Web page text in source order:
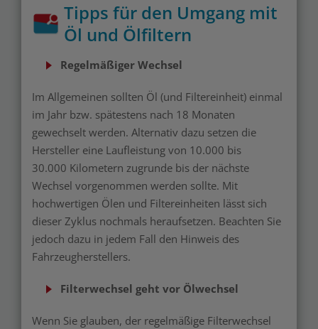
Tipps für den Umgang mit
Öl und Ölfiltern
Regelmäßiger Wechsel
Im Allgemeinen sollten Öl (und Filtereinheit) einmal
im Jahr bzw. spätestens nach 18 Monaten
gewechselt werden. Alternativ dazu setzen die
Hersteller eine Laufleistung von 10.000 bis
30.000 Kilometern zugrunde bis der nächste
Wechsel vorgenommen werden sollte. Mit
hochwertigen Ölen und Filtereinheiten lässt sich
dieser Zyklus nochmals heraufsetzen. Beachten Sie
jedoch dazu in jedem Fall den Hinweis des
Fahrzeugherstellers.
Filterwechsel geht vor Ölwechsel
Wenn Sie glauben, der regelmäßige Filterwechsel